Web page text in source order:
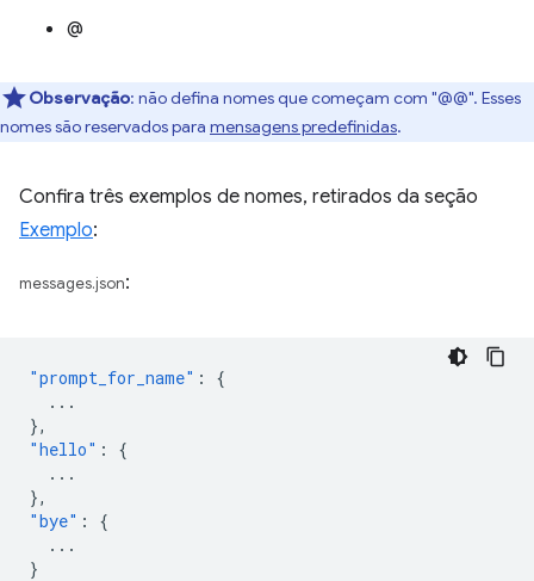
@
Observação: não defina nomes que começam com "@@". Esses
nomes são reservados para mensagens predefinidas.
Confira três exemplos de nomes, retirados da seção
Exemplo:
messages.json:
"prompt_for_name" :
{
...
},
"hello" :
{
...
},
"bye" :
{
...
}